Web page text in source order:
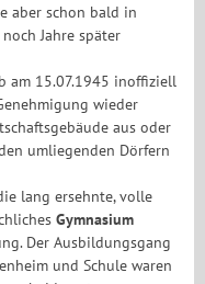
aber schon bald in
Jahre später
am 15.07.1945 inoffiziell
wieder
aus oder
umliegenden Dörfern
lang ersehnte, volle
Gymnasium
Der Ausbildungsgang
und Schule waren